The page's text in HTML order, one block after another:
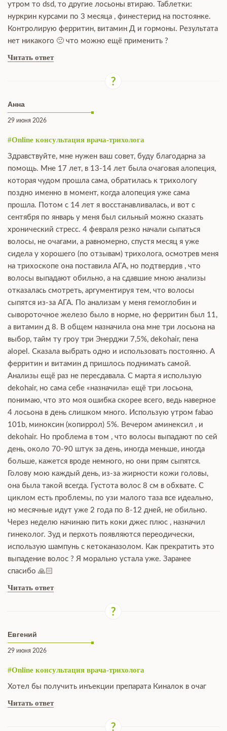
утром то dsd, то другие лосьоны втираю. Таблетки:
нуркрин курсами по 3 месяца , финестерид на постоянке.
Контролирую ферритин, витамин Д и гормоны. Результата
нет никакого 🙁 что можно ещё применить ?
Читать ответ
Анна
29 июня 2026
#Online консультация врача-трихолога
Здравствуйте, мне нужен ваш совет, буду благодарна за
помощь. Мне 17 лет, в 13-14 лет была очаговая алопеция,
которая чудом прошла сама, обратилась к трихологу
поздно именно в момент, когда алопеция уже сама
прошла. Потом с 14 лет я восстанавливалась, и вот с
сентября по январь у меня был сильный можно сказать
хронический стресс. 4 февраля резко начали сыпаться
волосы, не очагами, а равномерно, спустя месяц я уже
сидела у хорошего (по отзывам) трихолога, осмотрев меня
на трихоскопе она поставила АГА, но подтвердив , что
волосы выпадают обильно, а на сдавшие мною анализы
отказалась смотреть, аргументируя тем, что волосы
сыпятся из-за АГА. По анализам у меня гемоглобин и
сывороточное железо было в норме, но ферритин был 11,
а витамин д 8. В общем назначила она мне три лосьона на
выбор, тайм ту гроу три Энерджи 7,5%, dekohair, пена
alopel. Сказала выбрать одно и использовать постоянно. А
ферритин и витамин д пришлось поднимать самой.
Анализы ещё раз не пересдавала. С марта я использую
dekohair, но сама себе «назначила» ещё три лосьона,
понимаю, что это моя ошибка скорее всего, ведь наверное
4 лосьона в день слишком много. Использую утром fabao
101b, миноксин (копиррол) 5%. Вечером аминексил , и
dekohair. Но проблема в том , что волосы выпадают по сей
день, около 70-90 штук за день, иногда меньше, иногда
больше, кажется вроде немного, но они прям сыпятся.
Голову мою каждый день, из-за жирности кожи головы,
она была такой всегда. Густота волос 8 см в обхвате. С
циклом есть проблемы, по узи малого таза все идеально,
но месячные идут уже 2 года по 8-12 дней, не обильно.
Через неделю начинаю пить коки джес плюс , назначил
гинеколог. Зуд и перхоть появляются переодически,
использую шампунь с кетоканазолом. Как прекратить это
выпадение волос ? Я морально устала уже. Заранее
спасибо 🙏🏻
Читать ответ
Евгений
29 июня 2026
#Online консультация врача-трихолога
Хотел бы получить инъекции препарата Киналок в очаг
Читать ответ